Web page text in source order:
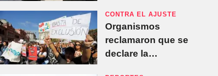
de la crueldad”
CONTRA EL AJUSTE
Organismos
reclamaron que se
declare la